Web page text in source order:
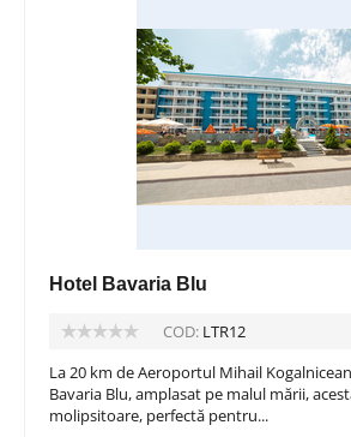
Hotel Bavaria Blu
COD: LTR12
La 20 km de Aeroportul Mihail
Bavaria Blu, amplasat pe malul mării,
molipsitoare, perfectă pentru...